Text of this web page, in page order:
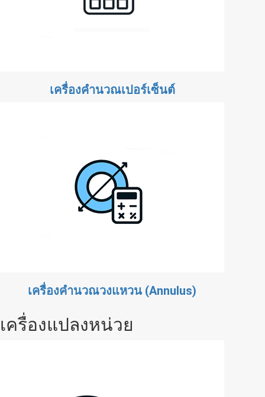
เครื่องคำนวณเปอร์เซ็นต์
เครื่องคำนวณวงแหวน (Annulus)
เครื่องแปลงหน่วย